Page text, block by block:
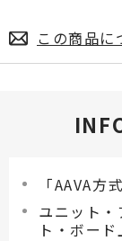
この商品に
「AAVA
ユニット
ト・ボー